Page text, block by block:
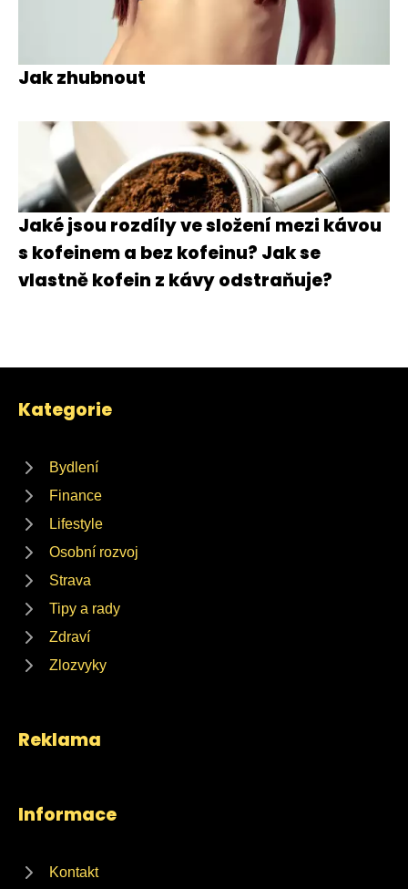
Jak zhubnout
Jaké jsou rozdíly ve složení mezi kávou
s kofeinem a bez kofeinu? Jak se
vlastně kofein z kávy odstraňuje?
Kategorie
Bydlení
Finance
Lifestyle
Osobní rozvoj
Strava
Tipy a rady
Zdraví
Zlozvyky
Reklama
Informace
Kontakt